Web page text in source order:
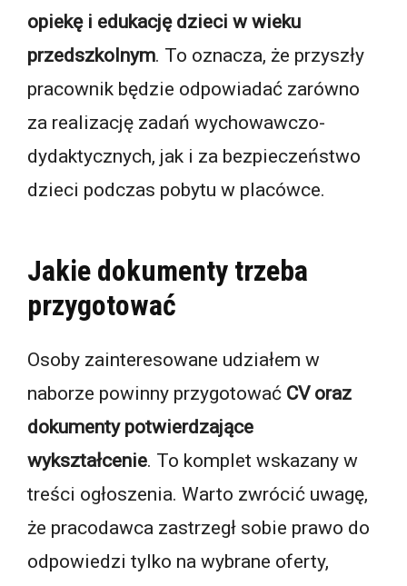
opiekę i edukację dzieci w wieku
przedszkolnym. To oznacza, że przyszły
pracownik będzie odpowiadać zarówno
za realizację zadań wychowawczo-
dydaktycznych, jak i za bezpieczeństwo
dzieci podczas pobytu w placówce.
Jakie dokumenty trzeba
przygotować
Osoby zainteresowane udziałem w
naborze powinny przygotować CV oraz
dokumenty potwierdzające
wykształcenie. To komplet wskazany w
treści ogłoszenia. Warto zwrócić uwagę,
że pracodawca zastrzegł sobie prawo do
odpowiedzi tylko na wybrane oferty,